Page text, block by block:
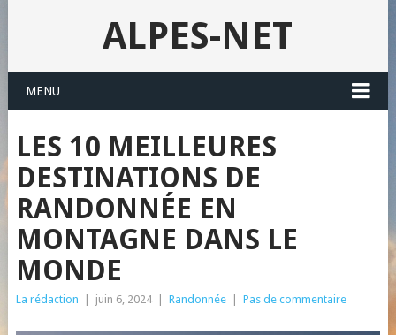
ALPES-NET
MENU
LES 10 MEILLEURES
DESTINATIONS DE
RANDONNÉE EN
MONTAGNE DANS LE
MONDE
La rédaction juin 6, 2024 Randonnée Pas de commentaire